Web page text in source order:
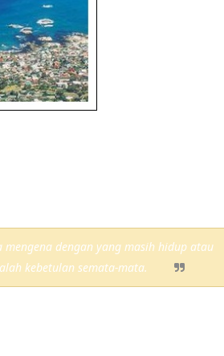
dengan yang masih hidup atau
kebetulan semata-mata.